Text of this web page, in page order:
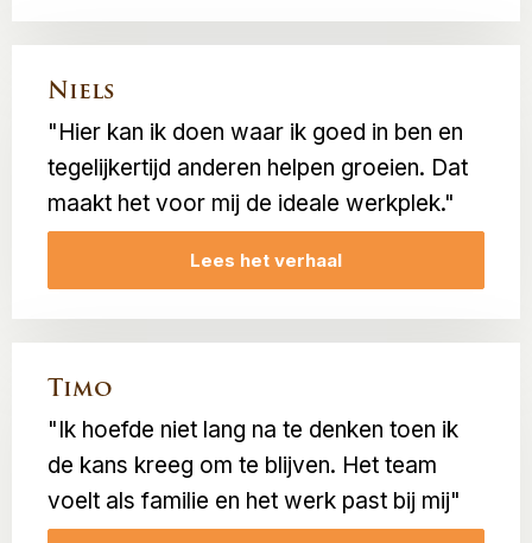
Niels
"Hier kan ik doen waar ik goed in ben en
tegelijkertijd anderen helpen groeien. Dat
maakt het voor mij de ideale werkplek."
Lees het verhaal
Timo
"Ik hoefde niet lang na te denken toen ik
de kans kreeg om te blijven. Het team
voelt als familie en het werk past bij mij"